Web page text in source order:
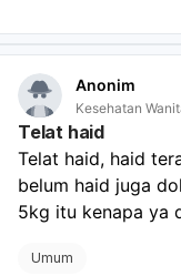
kandungan
Anonim
Kesehatan
Telat haid
Telat haid, haid
belum haid juga
5kg itu kenapa ya
Umum